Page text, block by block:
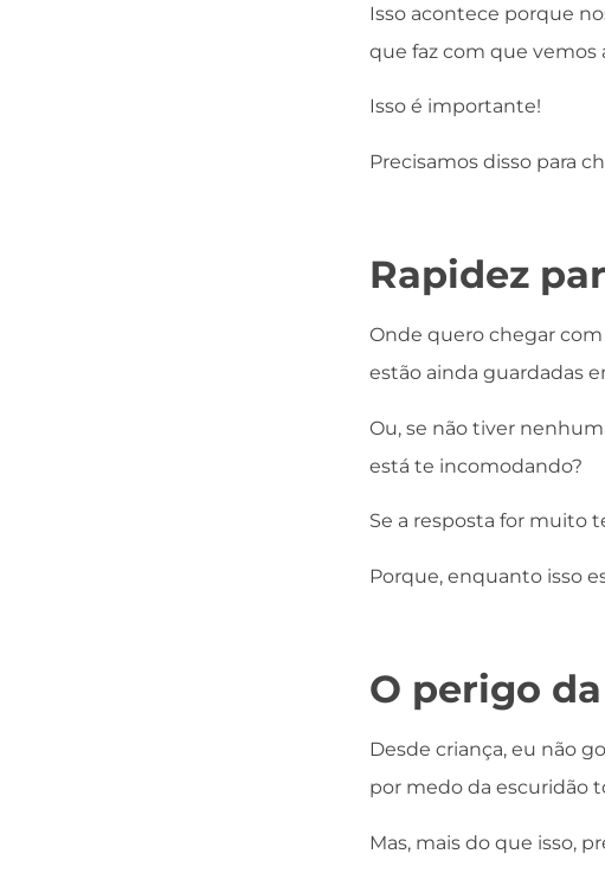
Isso acontece porque
que faz com que vemos
Isso é importante!
Precisamos disso para
Rapidez
Onde quero chegar com
estão ainda guardadas
Ou, se não tiver
está te incomodando?
Se a resposta for muito
Porque, enquanto isso
O perigo
Desde criança, eu não
por medo da escuridão
Mas, mais do que isso,